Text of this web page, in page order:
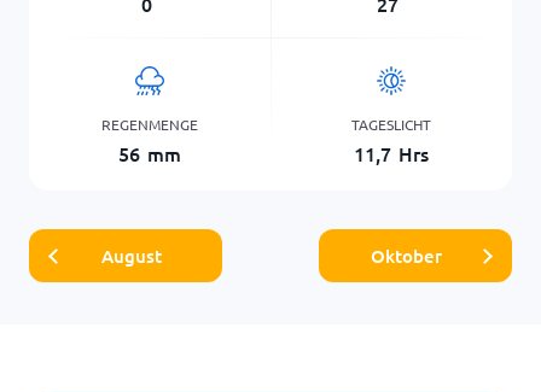
REGENMENGE
56 mm
TAGESLICHT
11,7 Hrs
August Oktober